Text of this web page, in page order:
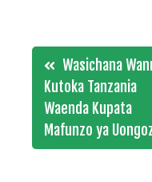
Post
navigation
Wasichana
Kutoka Tanzania
Waenda Kupata
Mafunzo ya